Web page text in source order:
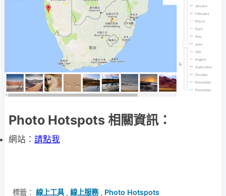
Photo Hotspots 相關資訊：
網站： 請點我
標籤： 線上工具, 線上服務, Photo Hotspots